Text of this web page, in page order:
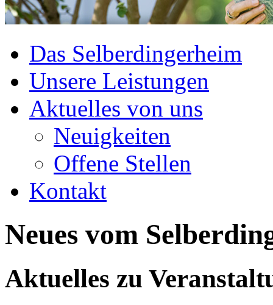
Das Selberdingerheim
Unsere Leistungen
Aktuelles von uns
Neuigkeiten
Offene Stellen
Kontakt
Neues vom
Aktuelles zu